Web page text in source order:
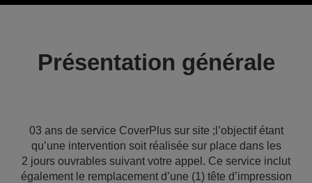
Présentation générale
03 ans de service CoverPlus sur site ;l’objectif étant
qu’une intervention soit réalisée sur place dans les
2 jours ouvrables suivant votre appel. Ce service inclut
également le remplacement d’une (1) tête d’impression